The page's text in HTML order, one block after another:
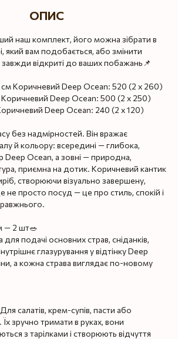
ОПИС
наш комплект, його можна зібрати в
який вам подобається, або змінити
відкриті до ваших побажань📌
см Коричневий Deep Ocean: 520 (2 x 260)
Deep Ocean: 500 (2 x 250)
Deep Ocean: 240 (2 x 120)
без надмірностей. Він вражає
й кольору: всередині — глибока,
Deep Ocean, а зовні — природна,
приємна на дотик. Коричневий кантик
створюючи візуально завершену,
не просто посуд — це про стиль, спокій і
— 2 шт🥗
подачі основних страв, сніданків,
глазурування у відтінку Deep
а кожна страва виглядає по-новому
салатів, крем-супів, пасти або
Їх зручно тримати в руках, вони
з тарілками і створюють відчуття